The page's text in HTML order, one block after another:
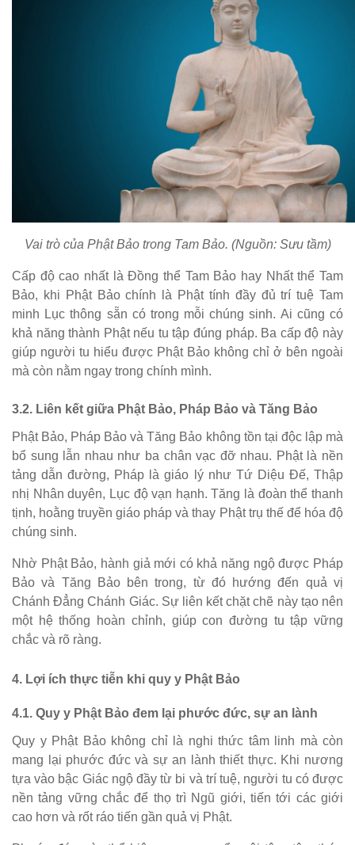
Vai trò của Phật Bảo trong Tam Bảo. (Nguồn: Sưu tầm)
Cấp độ cao nhất là Đồng thể Tam Bảo hay Nhất thể Tam
Bảo, khi Phật Bảo chính là Phật tính đầy đủ trí tuệ Tam
minh Lục thông sẵn có trong mỗi chúng sinh. Ai cũng có
khả năng thành Phật nếu tu tập đúng pháp. Ba cấp độ này
giúp người tu hiểu được Phật Bảo không chỉ ở bên ngoài
mà còn nằm ngay trong chính mình.
3.2. Liên kết giữa Phật Bảo, Pháp Bảo và Tăng Bảo
Phật Bảo, Pháp Bảo và Tăng Bảo không tồn tại độc lập mà
bổ sung lẫn nhau như ba chân vạc đỡ nhau. Phật là nền
tảng dẫn đường, Pháp là giáo lý như Tứ Diệu Đế, Thập
nhị Nhân duyên, Lục độ vạn hạnh. Tăng là đoàn thể thanh
tịnh, hoằng truyền giáo pháp và thay Phật trụ thế để hóa độ
chúng sinh.
Nhờ Phật Bảo, hành giả mới có khả năng ngộ được Pháp
Bảo và Tăng Bảo bên trong, từ đó hướng đến quả vị
Chánh Đẳng Chánh Giác. Sự liên kết chặt chẽ này tạo nên
một hệ thống hoàn chỉnh, giúp con đường tu tập vững
chắc và rõ ràng.
4. Lợi ích thực tiễn khi quy y Phật Bảo
4.1. Quy y Phật Bảo đem lại phước đức, sự an lành
Quy y Phật Bảo không chỉ là nghi thức tâm linh mà còn
mang lại phước đức và sự an lành thiết thực. Khi nương
tựa vào bậc Giác ngộ đầy từ bi và trí tuệ, người tu có được
nền tảng vững chắc để thọ trì Ngũ giới, tiến tới các giới
cao hơn và rốt ráo tiến gần quả vị Phật.